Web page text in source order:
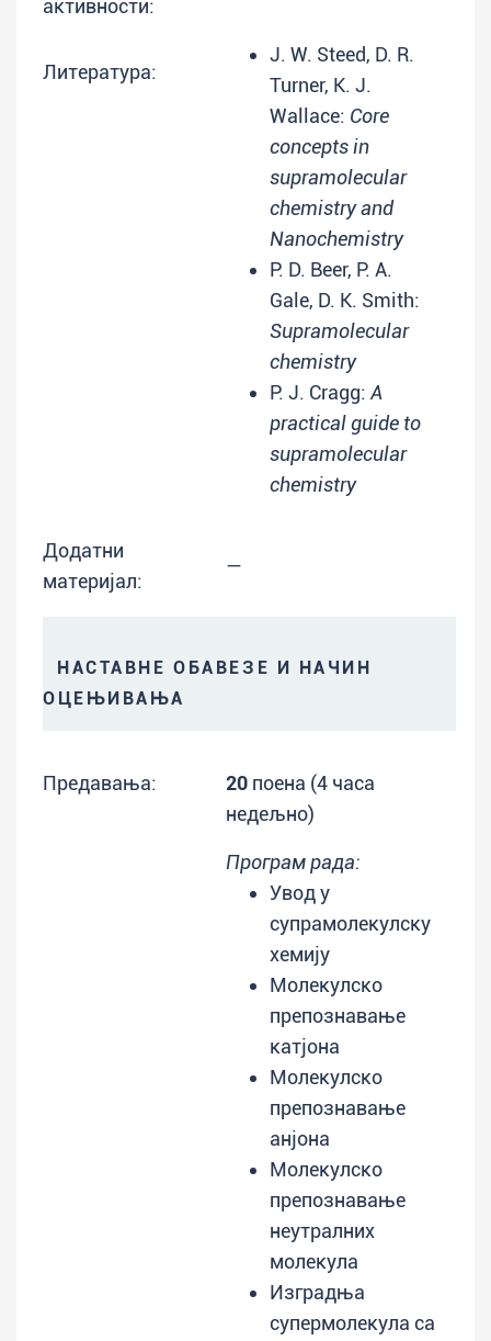
активности:
Литература:
J. W. Steed, D. R.
Turner, K. J.
Wallace: Core
concepts in
supramolecular
chemistry and
Nanochemistry
P. D. Beer, P. A.
Gale, D. K. Smith:
Supramolecular
chemistry
P. J. Cragg: A
practical guide to
supramolecular
chemistry
Додатни
материјал:
—
НАСТАВНЕ ОБАВЕЗЕ И НАЧИН
ОЦЕЊИВАЊА
Предавања: 20 поена (4 часа
недељно)
Програм рада:
Увод у
супрамолекулску
хемију
Молекулско
препознавање
катјона
Молекулско
препознавање
анјона
Молекулско
препознавање
неутралних
молекула
Изградња
супермолекула са